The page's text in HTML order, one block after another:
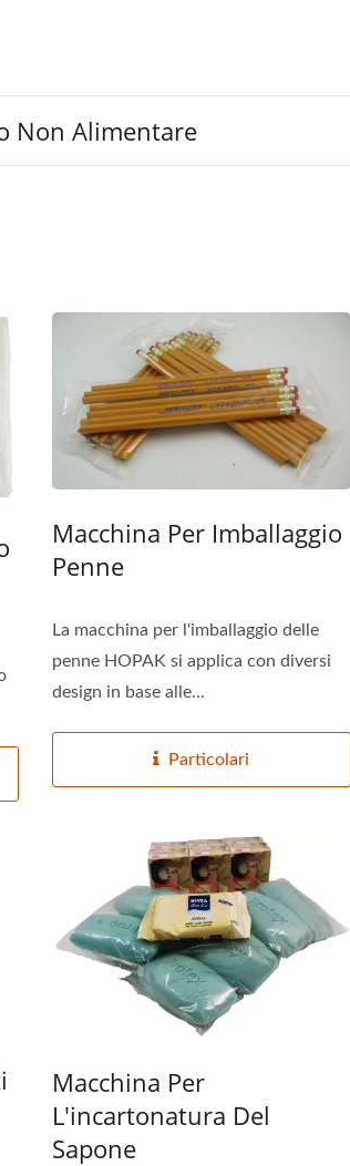
Non Alimentare
Macchina Per Imballaggio
Penne
La macchina per l'imballaggio delle
penne HOPAK si applica con diversi
design in base alle...
Particolari
Macchina Per
L'incartonatura Del
Sapone
Imballaggio Di Gruppo Per
Panini Al Vapore Senza
Macchina Per Imballaggio Con
Vassoio